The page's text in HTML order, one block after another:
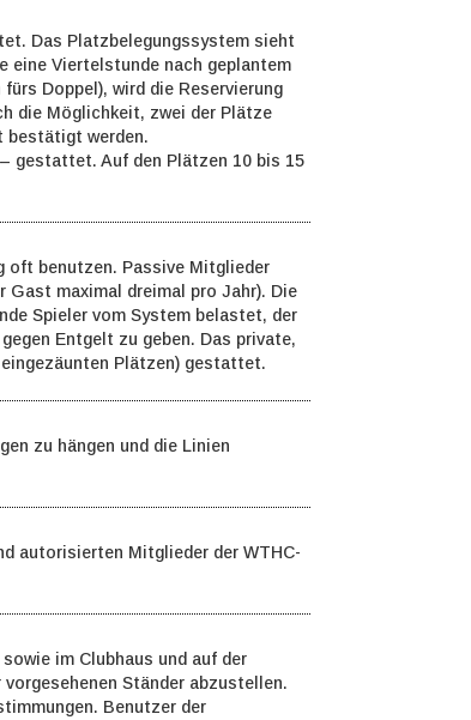
Das Platzbelegungssystem sieht
eine Viertelstunde nach geplantem
Doppel), wird die Reservierung
die Möglichkeit, zwei der Plätze
bestätigt werden.
gestattet. Auf den Plätzen 10 bis 15
oft benutzen. Passive Mitglieder
Gast maximal dreimal pro Jahr). Die
Spieler vom System belastet, der
Entgelt zu geben. Das private,
Plätzen) gestattet.
zu hängen und die Linien
autorisierten Mitglieder der WTHC-
im Clubhaus und auf der
Ständer abzustellen.
Benutzer der